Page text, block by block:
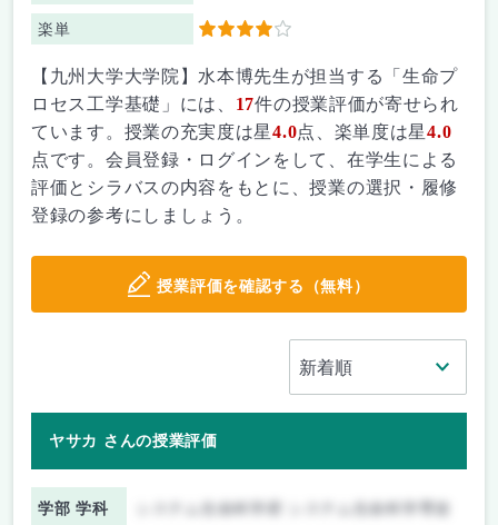
楽単 4
【九州大学大学院】水本博先生が担当する「生命プ
ロセス工学基礎」には、 17件の授業評価が寄せられ
ています。授業の充実度は星4.0点、楽単度は星4.0
点です。会員登録・ログインをして、在学生による
評価とシラバスの内容をもとに、授業の選択・履修
登録の参考にしましょう。
授業評価を確認する（無料）
ヤサカ さんの授業評価
学部 学科 システム生命科学府 システム生命科学専攻